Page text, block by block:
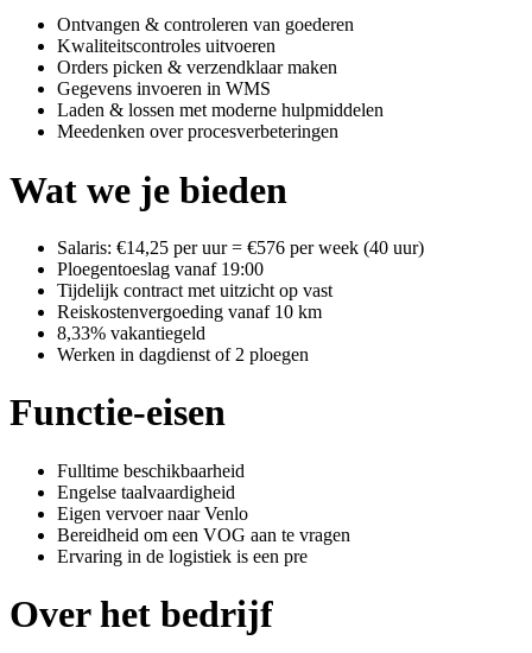
Ontvangen & controleren van goederen
Kwaliteitscontroles uitvoeren
Orders picken & verzendklaar maken
Gegevens invoeren in WMS
Laden & lossen met moderne hulpmiddelen
Meedenken over procesverbeteringen
Wat we je bieden
Salaris: €14,25 per uur = €576 per week (40 uur)
Ploegentoeslag vanaf 19:00
Tijdelijk contract met uitzicht op vast
Reiskostenvergoeding vanaf 10 km
8,33% vakantiegeld
Werken in dagdienst of 2 ploegen
Functie-eisen
Fulltime beschikbaarheid
Engelse taalvaardigheid
Eigen vervoer naar Venlo
Bereidheid om een VOG aan te vragen
Ervaring in de logistiek is een pre
Over het bedrijf